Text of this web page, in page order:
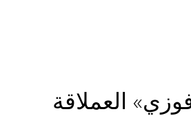
العملاقة